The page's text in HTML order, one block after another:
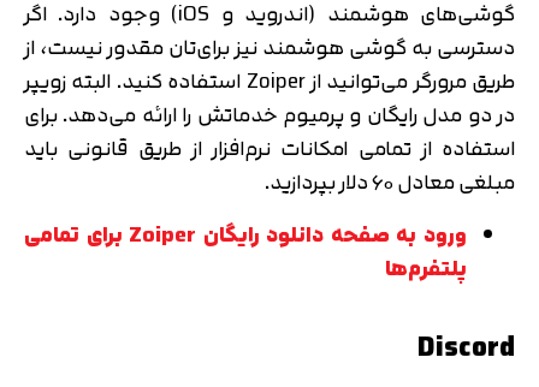
گوشی‌های هوشمند (اندروید و iOS) وجود دارد. اگر
دسترسی به گوشی هوشمند نیز برای‌تان مقدور نیست، از
طریق مرورگر می‌توانید از Zoiper استفاده کنید. البته زویپر
در دو مدل رایگان و پرمیوم خدماتش را ارائه می‌دهد. برای
استفاده از تمامی امکانات نرم‌افزار از طریق قانونی باید
مبلغی معادل ۶۰ دلار بپردازید.
ورود به صفحه دانلود رایگان Zoiper برای تمامی
پلتفرم‌ها
Discord